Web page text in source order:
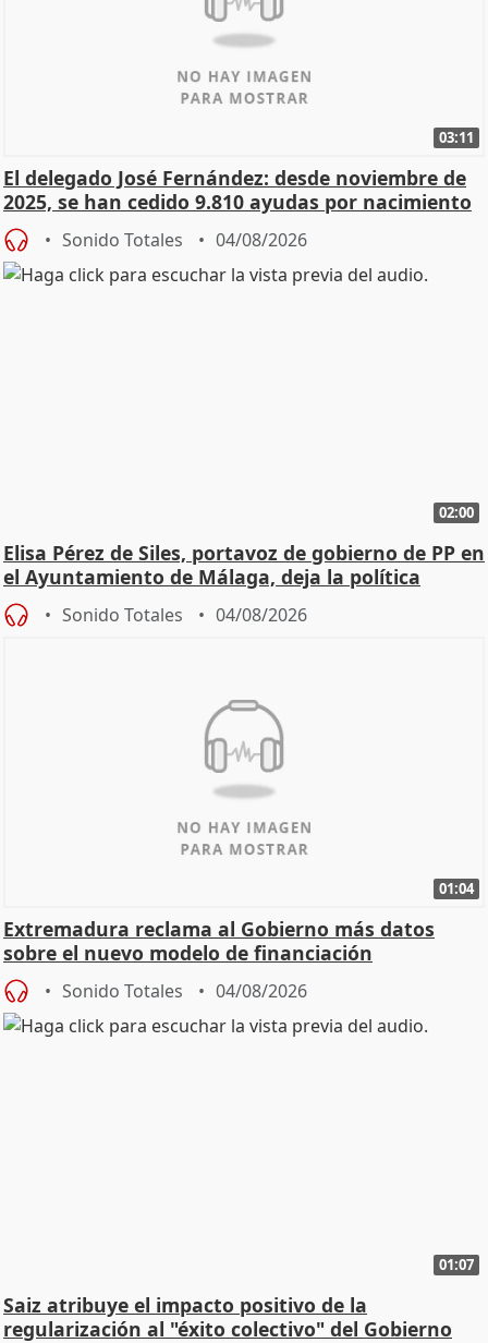
03:11
El delegado José Fernández: desde noviembre de
2025, se han cedido 9.810 ayudas por nacimiento
Sonido Totales 04/08/2026
02:00
Elisa Pérez de Siles, portavoz de gobierno de PP en
el Ayuntamiento de Málaga, deja la política
Sonido Totales 04/08/2026
01:04
Extremadura reclama al Gobierno más datos
sobre el nuevo modelo de financiación
Sonido Totales 04/08/2026
01:07
Saiz atribuye el impacto positivo de la
regularización al "éxito colectivo" del Gobierno